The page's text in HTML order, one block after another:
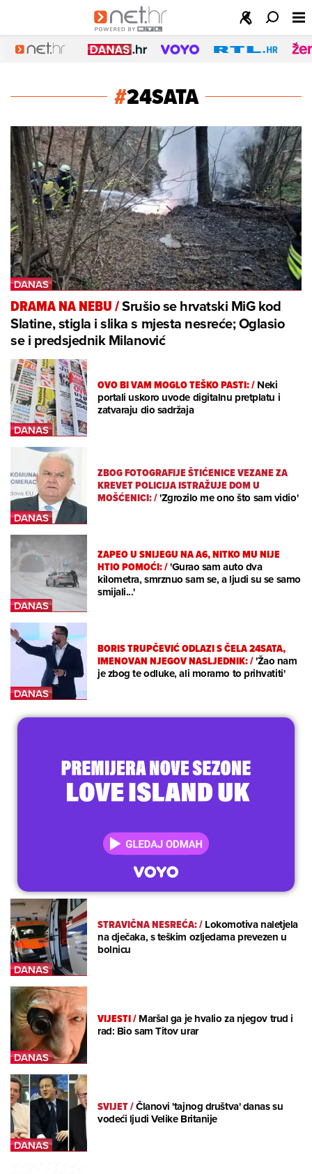
#24SATA
DRAMA NA NEBU/Srušio se hrvatski MiG kod
Slatine, stigla i slika s mjesta nesreće; Oglasio
se i predsjednik Milanović
OVO BI VAM MOGLO TEŠKO PASTI:/Neki
portali uskoro uvode digitalnu pretplatu i
zatvaraju dio sadržaja
ZBOG FOTOGRAFIJE ŠTIĆENICE VEZANE ZA
KREVET POLICIJA ISTRAŽUJE DOM U
MOŠĆENICI:/'Zgrozilo me ono što sam vidio'
ZAPEO U SNIJEGU NA A6, NITKO MU NIJE
HTIO POMOĆI:/'Gurao sam auto dva
kilometra, smrznuo sam se, a ljudi su se samo
smijali...'
BORIS TRUPČEVIĆ ODLAZI S ČELA 24SATA,
IMENOVAN NJEGOV NASLJEDNIK:/'Žao nam
je zbog te odluke, ali moramo to prihvatiti'
STRAVIČNA NESREĆA:/Lokomotiva naletjela
na dječaka, s teškim ozljedama prevezen u
bolnicu
VIJESTI/Maršal ga je hvalio za njegov trud i
rad: Bio sam Titov urar
SVIJET/Članovi 'tajnog društva' danas su
vodeći ljudi Velike Britanije